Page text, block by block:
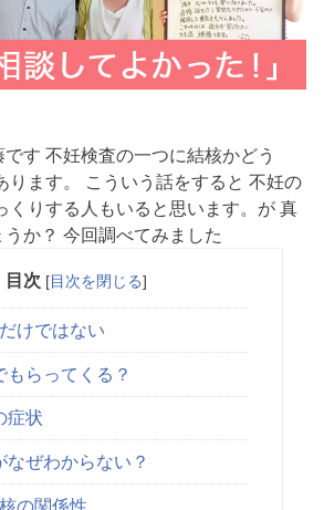
す 不妊検査の一つに結核かどう
ります。 こういう話をすると 不妊の
くりする人もいると思います。が 真
か？ 今回調べてみました
目次 [目次を閉じる]
けではない
もらってくる？
症状
なぜわからない？
の関係性